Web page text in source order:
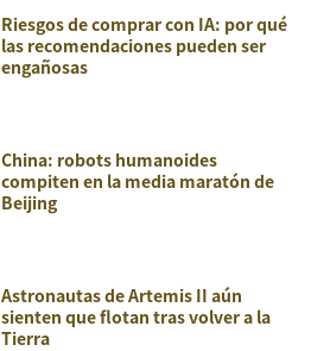
Riesgos de comprar con IA: por qué
las recomendaciones pueden ser
engañosas
China: robots humanoides
compiten en la media maratón de
Beijing
Astronautas de Artemis II aún
sienten que flotan tras volver a la
Tierra